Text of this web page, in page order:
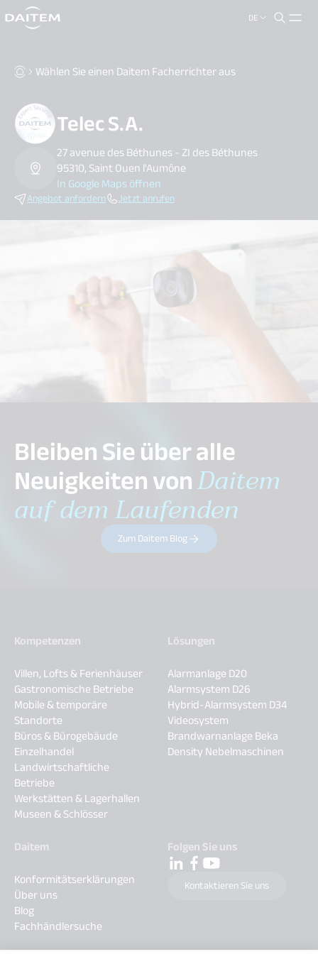
DE
search.label
Wählen Sie einen Daitem Facherrichter aus
Telec S.A.
27 avenue des Béthunes - ZI des Béthunes
95310, Saint Ouen l'Aumône
In Google Maps öffnen
Angebot anfordern Jetzt anrufen
Bleiben Sie über alle
Neuigkeiten vonDaitem
auf dem Laufenden
Zum Daitem Blog
Kompetenzen
Villen, Lofts & Ferienhäuser
Gastronomische Betriebe
Mobile & temporäre
Standorte
Büros & Bürogebäude
Einzelhandel
Landwirtschaftliche
Betriebe
Werkstätten & Lagerhallen
Museen & Schlösser
Lösungen
Alarmanlage D20
Alarmsystem D26
Hybrid-Alarmsystem D34
Videosystem
Brandwarnanlage Beka
Density Nebelmaschinen
Daitem
Konformitätserklärungen
Über uns
Blog
Fachhändlersuche
Folgen Sie uns
Kontaktieren Sie uns